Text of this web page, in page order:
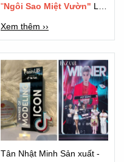
"Ngôi Sao Miệt Vườn" Là
Xem thêm ››
Tân Nhật Minh Sản xuất -